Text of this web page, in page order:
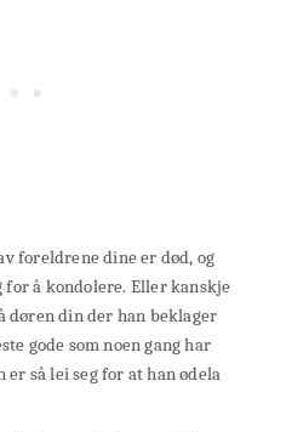
foreldrene dine er død, og
å kondolere. Eller kanskje
døren din der han beklager
gode som noen gang har
så lei seg for at han ødela